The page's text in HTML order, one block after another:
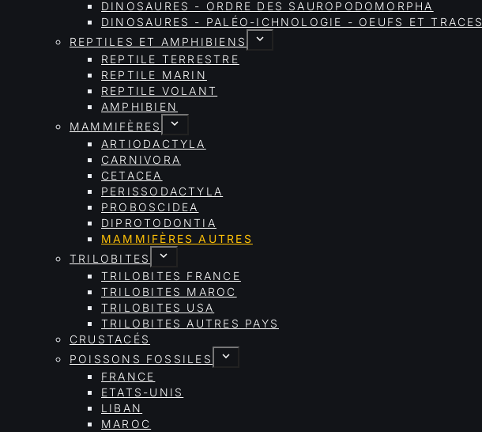
DINOSAURES - ORDRE DES SAUROPODOMORPHA
DINOSAURES - PALÉO-ICHNOLOGIE - OEUFS ET TRACES
REPTILES ET AMPHIBIENS
REPTILE TERRESTRE
REPTILE MARIN
REPTILE VOLANT
AMPHIBIEN
MAMMIFÈRES
ARTIODACTYLA
CARNIVORA
CETACEA
PERISSODACTYLA
PROBOSCIDEA
DIPROTODONTIA
MAMMIFÈRES AUTRES
TRILOBITES
TRILOBITES FRANCE
TRILOBITES MAROC
TRILOBITES USA
TRILOBITES AUTRES PAYS
CRUSTACÉS
POISSONS FOSSILES
FRANCE
ETATS-UNIS
LIBAN
MAROC